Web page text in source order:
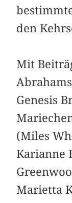
den
Mit
Genesis
(Miles
Karianne
Marietta